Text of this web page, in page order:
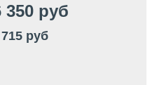
350 руб
руб